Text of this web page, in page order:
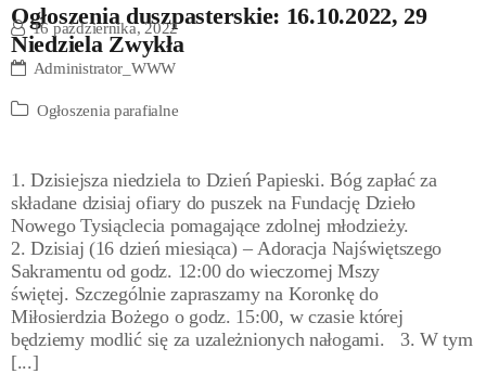
Ogłoszenia duszpasterskie: 16.10.2022, 29
Niedziela Zwykła
16 października, 2022
Administrator_WWW
Ogłoszenia parafialne
1. Dzisiejsza niedziela to Dzień Papieski. Bóg zapłać za
składane dzisiaj ofiary do puszek na Fundację Dzieło
Nowego Tysiąclecia pomagające zdolnej młodzieży.
2. Dzisiaj (16 dzień miesiąca) – Adoracja Najświętszego
Sakramentu od godz. 12:00 do wieczornej Mszy
świętej. Szczególnie zapraszamy na Koronkę do
Miłosierdzia Bożego o godz. 15:00, w czasie której
będziemy modlić się za uzależnionych nałogami. 3. W tym
[...]